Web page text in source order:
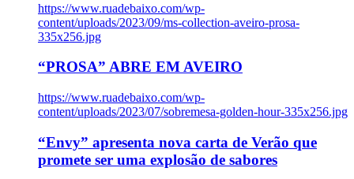
https://www.ruadebaixo.com/wp-
content/uploads/2023/09/ms-collection-aveiro-prosa-
335x256.jpg
“PROSA” ABRE EM AVEIRO
https://www.ruadebaixo.com/wp-
content/uploads/2023/07/sobremesa-golden-hour-335x256.jpg
“Envy” apresenta nova carta de Verão que
promete ser uma explosão de sabores